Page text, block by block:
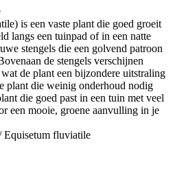
is een vaste plant die goed groeit
langs een tuinpad of in een natte
stengels die een golvend patroon
de stengels verschijnen
de plant een bijzondere uitstraling
plant die weinig onderhoud nodig
die goed past in een tuin met veel
een mooie, groene aanvulling in je
Equisetum fluviatile